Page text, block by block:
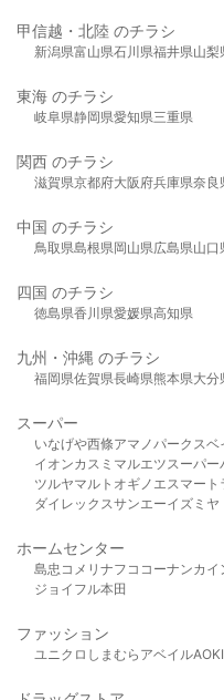
甲信越・北陸 のチラシ
新潟県富山県石川県福井県山梨
東海 のチラシ
岐阜県静岡県愛知県三重県
関西 のチラシ
滋賀県京都府大阪府兵庫県奈良
中国 のチラシ
鳥取県島根県岡山県広島県山口
四国 のチラシ
徳島県香川県愛媛県高知県
九州・沖縄 のチラシ
福岡県佐賀県長崎県熊本県大分
スーパー
いなげや西條アマノパークスベ
イオンカスミ マルエツスーパー
ツルヤマルト オギノ エスマート
ダイレックスサンエーイズミヤ
ホームセンター
島忠 コメリ ナフコ コーナンカイ
ジョイフル本田
ファッション
ユニクロ しまむら アベイルAOKI